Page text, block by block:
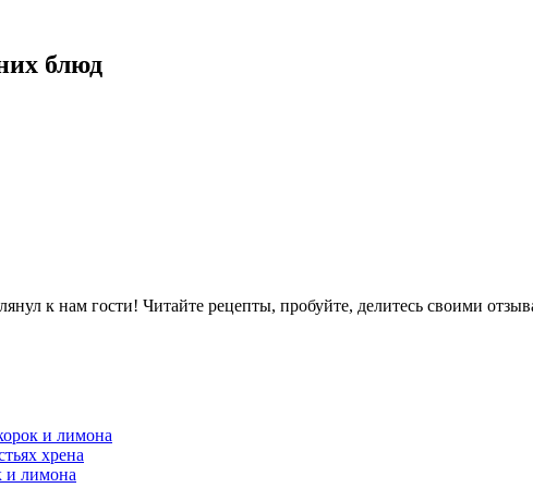
блюд
нам гости! Читайте рецепты, пробуйте, делитесь своими
и лимона
хрена
и лимона